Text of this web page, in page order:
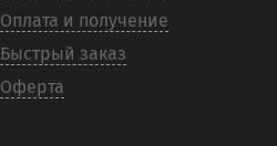
Оплата и получение
Быстрый заказ
Оферта